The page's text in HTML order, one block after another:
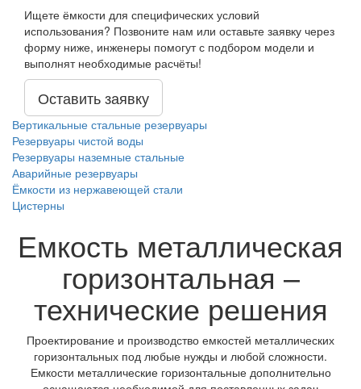
Ищете ёмкости для специфических условий
использования? Позвоните нам или оставьте заявку через
форму ниже, инженеры помогут с подбором модели и
выполнят необходимые расчёты!
Оставить заявку
Вертикальные стальные резервуары
Резервуары чистой воды
Резервуары наземные стальные
Аварийные резервуары
Ёмкости из нержавеющей стали
Цистерны
Емкость металлическая
горизонтальная –
технические решения
Проектирование и производство емкостей металлических
горизонтальных под любые нужды и любой сложности.
Емкости металлические горизонтальные дополнительно